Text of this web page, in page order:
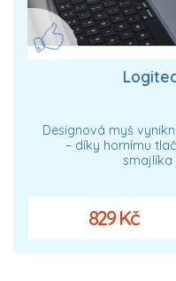
Designová myš
– díky hornímu
smajlíka
829 Kč